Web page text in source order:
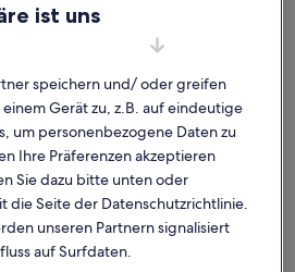
Ferienunterkünfte in Vaschvitz
- Die Villa für Gäste
Weitere
ist uns
speichern und/ oder greifen
Gerät zu, z.B. auf eindeutige
um personenbezogene Daten zu
Ihre Präferenzen akzeptieren
Sie dazu bitte unten oder
die Seite der Datenschutzrichtlinie.
unseren Partnern signalisiert
auf Surfdaten.